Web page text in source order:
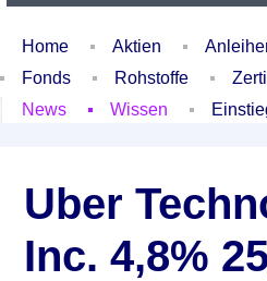
Home Aktien
Fonds
Rohstoffe
News
Wissen
Uber
Inc. 4,8%